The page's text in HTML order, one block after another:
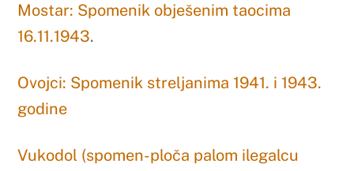
Mostar: Spomenik obješenim taocima
16.11.1943.
Ovojci: Spomenik streljanima 1941. i 1943.
godine
Vukodol (spomen-ploča palom ilegalcu